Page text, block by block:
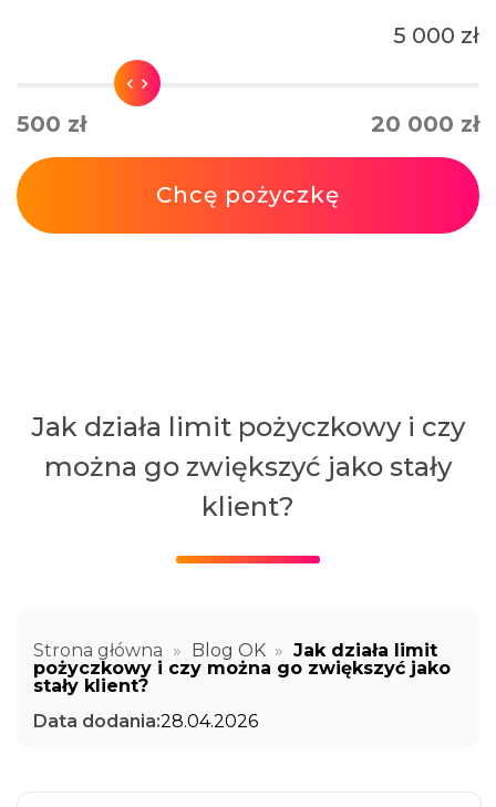
5 000 zł
500 zł 20 000 zł
Chcę pożyczkę
Jak działa limit pożyczkowy i czy
można go zwiększyć jako stały
klient?
Strona główna » Blog OK » Jak działa limit
pożyczkowy i czy można go zwiększyć jako
stały klient?
Data dodania:28.04.2026